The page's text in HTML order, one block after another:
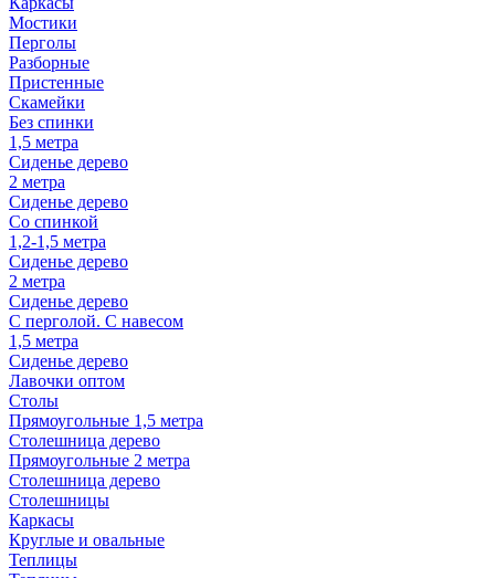
Мостики
Перголы
Разборные
Пристенные
Скамейки
Без спинки
1,5 метра
Сиденье дерево
2 метра
Сиденье дерево
Со спинкой
1,2-1,5 метра
Сиденье дерево
2 метра
Сиденье дерево
С перголой. С навесом
1,5 метра
Сиденье дерево
Лавочки оптом
Столы
Прямоугольные 1,5 метра
Столешница дерево
Прямоугольные 2 метра
Столешница дерево
Столешницы
Каркасы
Круглые и овальные
Теплицы